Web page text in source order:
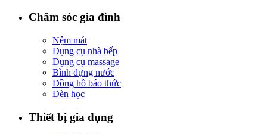
Chăm sóc gia đình
Nệm mát
Dụng cụ nhà bếp
Dụng cụ massage
Bình đựng nước
Đồng hồ báo thức
Đèn học
Thiết bị gia dụng